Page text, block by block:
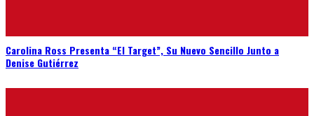
Carolina Ross Presenta “El Target”, Su Nuevo Sencillo Junto a
Denise Gutiérrez